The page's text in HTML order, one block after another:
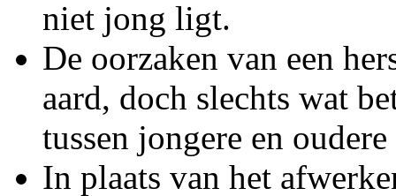
niet jong ligt.
De oorzaken van een
aard, doch slechts wat
tussen jongere en
In plaats van het